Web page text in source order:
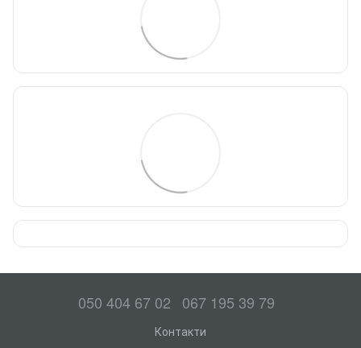
050 404 67 02 067 195 39 79
Контакти